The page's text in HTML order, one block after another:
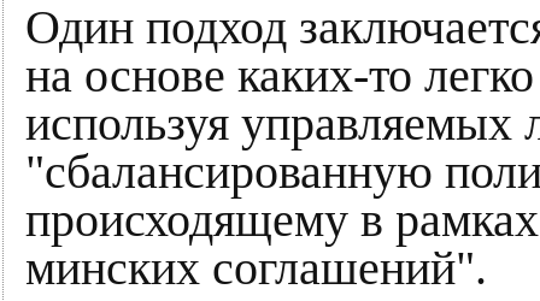
Один подход
на основе каких-то
используя управляемых
"сбалансированную
происходящему в
минских соглашений".